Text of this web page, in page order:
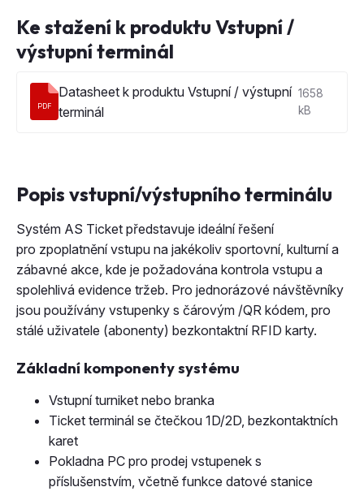
Ke stažení k produktu Vstupní /
výstupní terminál
PDF
Datasheet k produktu Vstupní / výstupní
terminál
1658
kB
Popis vstupní/výstupního terminálu
Systém AS Ticket představuje ideální řešení
pro zpoplatnění vstupu na jakékoliv sportovní, kulturní a
zábavné akce, kde je požadována kontrola vstupu a
spolehlivá evidence tržeb. Pro jednorázové návštěvníky
jsou používány vstupenky s čárovým /QR kódem, pro
stálé uživatele (abonenty) bezkontaktní RFID karty.
Základní komponenty systému
Vstupní turniket nebo branka
Ticket terminál se čtečkou 1D/2D, bezkontaktních
karet
Pokladna PC pro prodej vstupenek s
příslušenstvím, včetně funkce datové stanice